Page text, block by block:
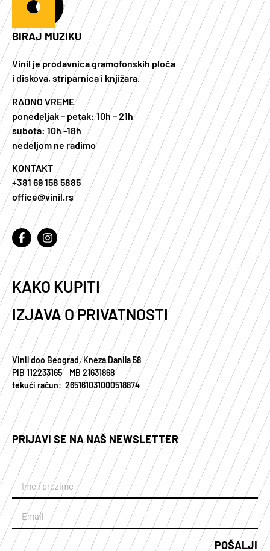
BIRAJ MUZIKU
Vinil je prodavnica gramofonskih ploča
i diskova, striparnica i knjižara.
RADNO VREME
ponedeljak – petak: 10h – 21h
subota: 10h -18h
nedeljom ne radimo
KONTAKT
+381 69 158 5885
office@vinil.rs
KAKO KUPITI
IZJAVA O PRIVATNOSTI
Vinil doo Beograd, Kneza Danila 58
PIB 112233165 MB 21631868
tekući račun: 265161031000518874
PRIJAVI SE NA NAŠ NEWSLETTER
POŠALJI